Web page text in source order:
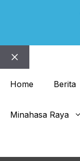
Close
Home
Berita
Minahasa Raya